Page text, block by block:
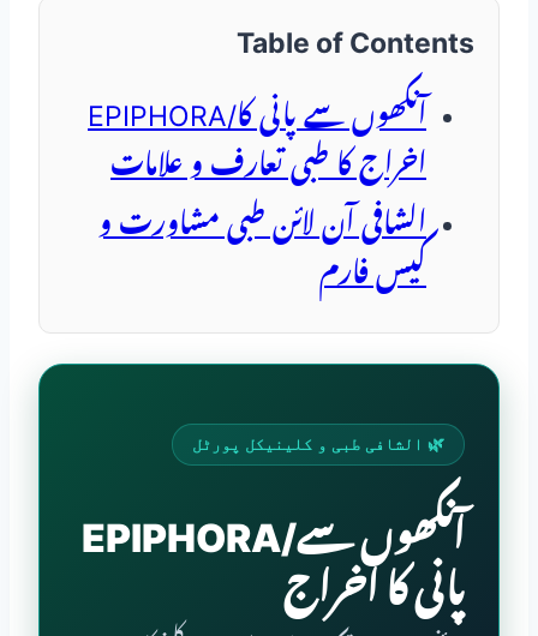
Table of Contents
EPIPHORA/آنکھوں سے پانی کا
اخراج کا طبی تعارف و علامات
الشافی آن لائن طبی مشاورت و
کیس فارم
🌿 الشافی طبی و کلینیکل پورٹل
EPIPHORA/آنکھوں سے
پانی کا اخراج